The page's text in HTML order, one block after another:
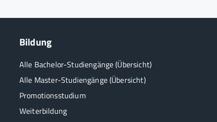
Bildung
Alle Bachelor-Studiengänge (Übersicht)
Alle Master-Studiengänge (Übersicht)
Promotionsstudium
Weiterbildung